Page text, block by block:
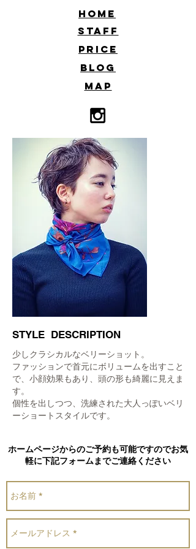
​HOME
​STAFF
​PRICE
​BLOG
​MAP
​STYLE DESCRIPTION
少しクラシカルなベリーショット。
ファッションで首元にボリュームを出すこと
で、小顔効果もあり、頭の形も綺麗に見えま
す。
個性を出しつつ、洗練された大人っぽいベリ
ーショートスタイルです。
ホームページからのご予約も可能ですのでお気
軽に下記フォームまでご連絡ください